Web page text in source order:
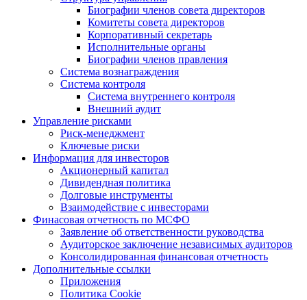
Биографии членов совета директоров
Комитеты совета директоров
Корпоративный секретарь
Исполнительные органы
Биографии членов правления
Система вознаграждения
Система контроля
Система внутреннего контроля
Внешний аудит
Управление рисками
Риск-менеджмент
Ключевые риски
Информация для инвесторов
Акционерный капитал
Дивидендная политика
Долговые инструменты
Взаимодействие с инвеcторами
Финасовая отчетность по МСФО
Заявление об ответственности руководства
Аудиторское заключение независимых аудиторов
Консолидированная финансовая отчетность
Дополнительные ссылки
Приложения
Политика Cookie